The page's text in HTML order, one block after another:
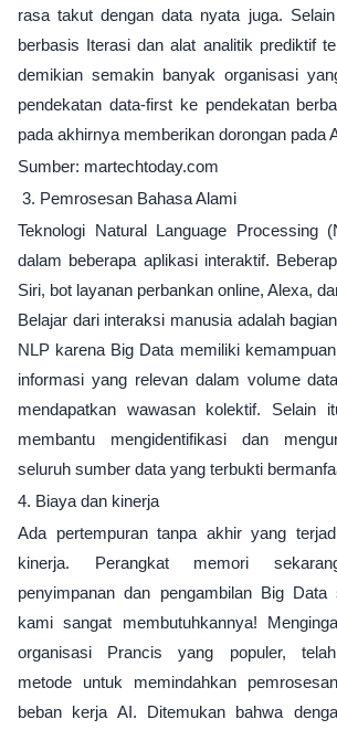
rasa takut dengan data nyata juga.
berbasis Iterasi dan alat analitik prediktif
demikian semakin banyak organisasi
pendekatan data-first ke pendekatan
pada akhirnya memberikan dorongan pada
Sumber: martechtoday.com
3. Pemrosesan Bahasa Alami
Teknologi Natural Language Processing
dalam beberapa aplikasi interaktif.
Siri, bot layanan perbankan online, Alexa,
Belajar dari interaksi manusia adalah
NLP karena Big Data memiliki
informasi yang relevan dalam volume
mendapatkan wawasan kolektif. Selain
membantu mengidentifikasi dan
seluruh sumber data yang terbukti
4. Biaya dan kinerja
Ada pertempuran tanpa akhir yang
kinerja. Perangkat memori
penyimpanan dan pengambilan Big
kami sangat membutuhkannya!
organisasi Prancis yang populer, telah
metode untuk memindahkan
beban kerja AI. Ditemukan bahwa